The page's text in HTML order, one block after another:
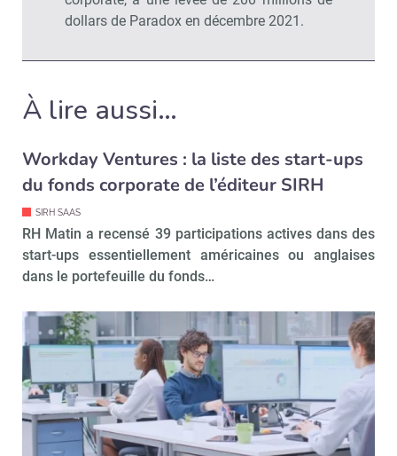
dollars de Paradox en décembre 2021.
À lire aussi…
Workday Ventures : la liste des start-ups
du fonds corporate de l’éditeur SIRH
SIRH SAAS
RH Matin a recensé 39 participations actives dans des
start-ups essentiellement américaines ou anglaises
dans le portefeuille du fonds…